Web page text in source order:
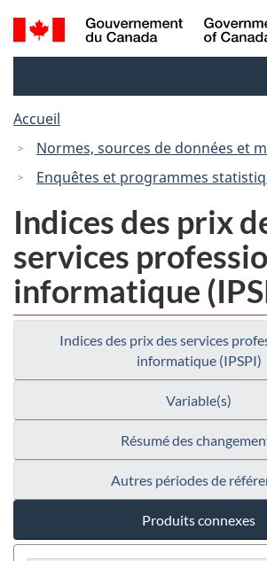
Passer
au
Passer
à
Recherche
et
Accueil
Normes, sources de données et
Enquêtes et programmes
Indices des prix
services
informatique
Indices des prix des services
informatique (IPSPI)
Variable(s)
Résumé des
Autres périodes de
Produits connexes